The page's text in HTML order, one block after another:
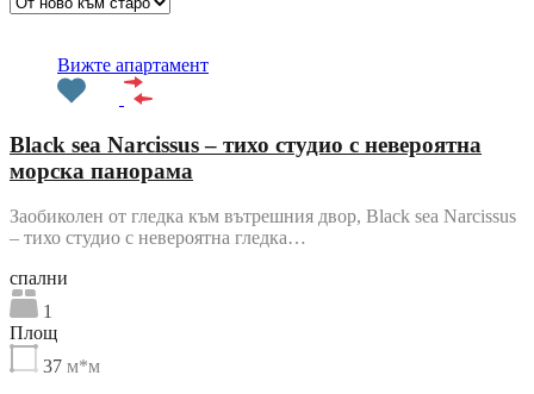
Вижте апартамент
Black sea Narcissus – тихо студио с невероятна
морска панорама
Заобиколен от гледка към вътрешния двор, Black sea Narcissus
– тихо студио с невероятна гледка…
cпални
1
Площ
37 м*м